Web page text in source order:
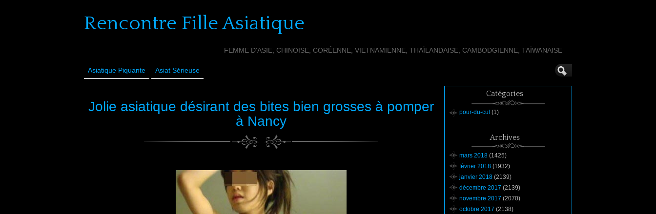
Rencontre Fille Asiatique
FEMME D'ASIE, CHINOISE, CORÉENNE, VIETNAMIENNE, THAÏLANDAISE, CAMBODGIENNE, TAÏWANAISE
Asiatique Piquante Asiat Sérieuse
Jolie asiatique désirant des bites bien grosses à pomper
à Nancy
Catégories
pour-du-cul (1)
Archives
mars 2018 (1425)
février 2018 (1932)
janvier 2018 (2139)
décembre 2017 (2139)
novembre 2017 (2070)
octobre 2017 (2138)